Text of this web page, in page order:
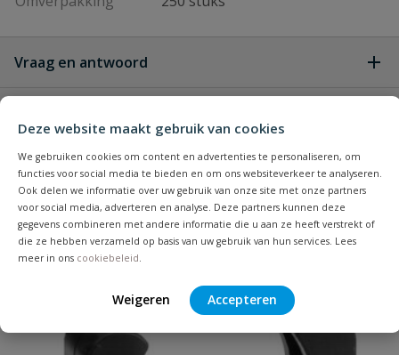
Deze website maakt gebruik van cookies
We gebruiken cookies om content en advertenties te personaliseren, om
functies voor social media te bieden en om ons websiteverkeer te analyseren.
Ook delen we informatie over uw gebruik van onze site met onze partners
voor social media, adverteren en analyse. Deze partners kunnen deze
gegevens combineren met andere informatie die u aan ze heeft verstrekt of
die ze hebben verzameld op basis van uw gebruik van hun services. Lees
meer in ons cookiebeleid.
Weigeren Accepteren
Vraag en antwoord
Geen vragen
Heb je zelf ook een vraag over
dit product?
Stel jouw
vraag
Schrijf zelf een beoordeling
Je beoordeelt:VDL PVC t-stuk 25 x 25 x 25 mm 90°
PN 16
Uw waardering:
Bijpassende producten